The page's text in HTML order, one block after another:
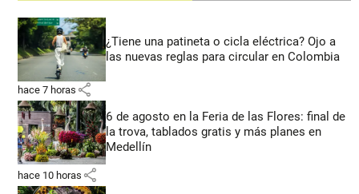
¿Tiene una patineta o cicla eléctrica? Ojo a
las nuevas reglas para circular en Colombia
hace 7 horas share
6 de agosto en la Feria de las Flores: final de
la trova, tablados gratis y más planes en
Medellín
hace 10 horas share